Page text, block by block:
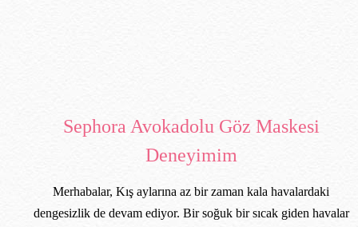
Sephora Avokadolu Göz Maskesi
Deneyimim
Merhabalar, Kış aylarına az bir zaman kala havalardaki
dengesizlik de devam ediyor. Bir soğuk bir sıcak giden havalar